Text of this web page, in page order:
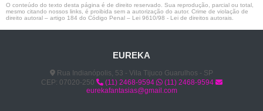
O conteúdo do texto desta página é de direito reservado. Sua reprodução, parcial ou total,
mesmo citando nossos links, é proibida sem a autorização do autor. Crime de violação de
direito autoral – artigo 184 do Código Penal – Lei 9610/98 - Lei de direitos autorais
EUREKA
Rua Indianópolis, 53 - Vila Tijuco Guarulhos - SP
CEP: 07020-250
(11) 2468-9594
(11) 2468-9594
eurekafantasias@gmail.com